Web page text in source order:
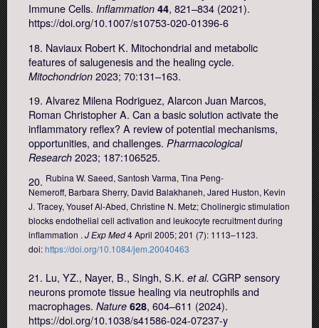
Immune Cells. Inflammation 44, 821–834 (2021).
https://doi.org/10.1007/s10753-020-01396-6
18. Naviaux Robert K. Mitochondrial and metabolic
features of salugenesis and the healing cycle.
Mitochondrion 2023; 70:131–163.
19. Alvarez Milena Rodriguez, Alarcon Juan Marcos,
Roman Christopher A. Can a basic solution activate the
inflammatory reflex? A review of potential mechanisms,
opportunities, and challenges. Pharmacological
Research 2023; 187:106525.
20. Rubina W. Saeed, Santosh Varma, Tina Peng-
Nemeroff, Barbara Sherry, David Balakhaneh, Jared Huston, Kevin
J. Tracey, Yousef Al-Abed, Christine N. Metz; Cholinergic stimulation
blocks endothelial cell activation and leukocyte recruitment during
inflammation . J Exp Med4 April 2005; 201 (7): 1113–1123.
doi:https://doi.org/10.1084/jem.20040463
21. Lu, YZ., Nayer, B., Singh, S.K. et al. CGRP sensory
neurons promote tissue healing via neutrophils and
macrophages. Nature 628, 604–611 (2024).
https://doi.org/10.1038/s41586-024-07237-y